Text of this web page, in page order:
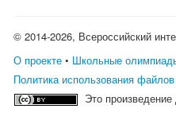
© 2014-2026, Всероссийский
О проекте • Школьные
Политика использования
Это